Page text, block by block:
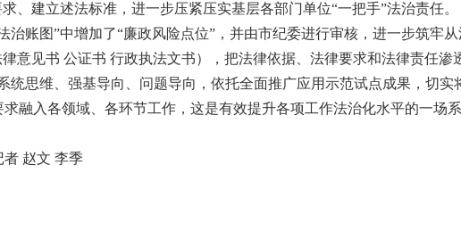
、建立述法标准，进一步压紧压实基层各部门单位“一把手”法治责任。
账图”中增加了“廉政风险点位”，并由市纪委进行审核，进一步筑牢从
意见书 公证书 行政执法文书），把法律依据、法律要求和法律责任渗
思维、强基导向、问题导向，依托全面推广应用示范试点成果，切实
融入各领域、各环节工作，这是有效提升各项工作法治化水平的一场
赵文 李季